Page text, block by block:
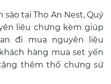
sào tại Thọ An Nest, Quý
liệu chưng kèm giúp
đi mua nguyên liệu
hàng mua set yến
thêm thố chưng sứ